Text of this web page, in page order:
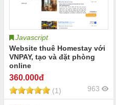
Javascript
Website thuê Homestay với
VNPAY, tạo và đặt phòng
online
360.000đ
(1) 963